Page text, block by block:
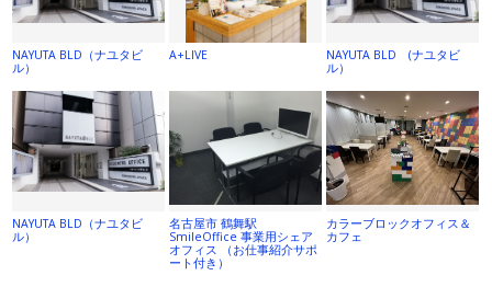
NAYUTA BLD（ナユタビ
ル）
A+LIVE
NAYUTA BLD (ナユタビ
ル）
NAYUTA BLD（ナユタビ
ル）
名古屋市 鶴舞駅
SmileOffice 事業用シェア
オフィス （お仕事紹介サポ
ート付き）
カラーブロックオフィス＆
カフェ